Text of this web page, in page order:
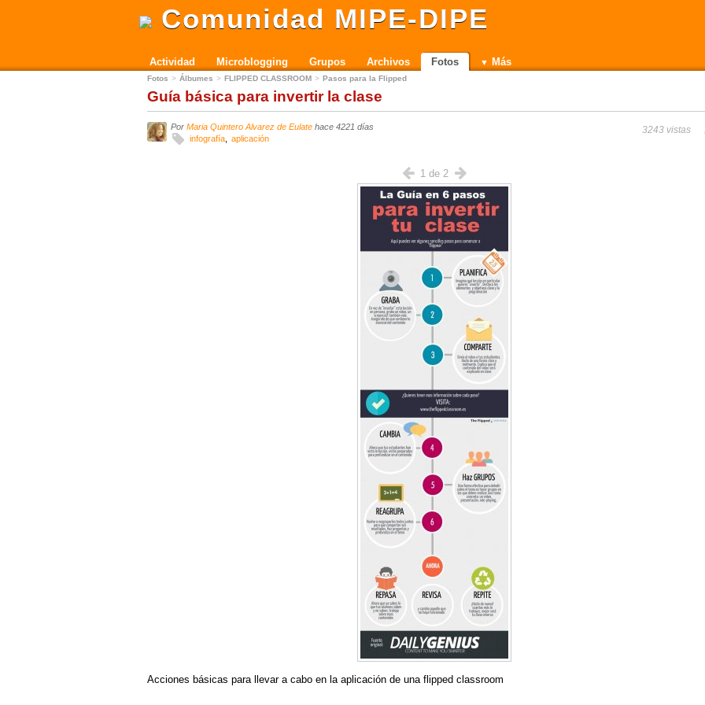
Comunidad MIPE-DIPE
Actividad Microblogging Grupos Archivos Fotos Más
Fotos Álbumes FLIPPED CLASSROOM Pasos para la Flipped
Guía básica para invertir la clase
3243 vistas
Por Maria Quintero Alvarez de Eulate hace 4221 días
infografía
aplicación
1 de 2
Acciones básicas para llevar a cabo en la aplicación de una flipped classroom